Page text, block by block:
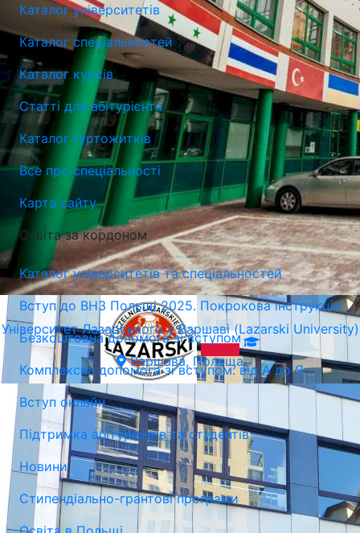
Університет Лазарського у Варшаві (Lazarski University)
Варшава, Польща
Університет Лазарського у Варшаві (Lazarski University)
Варшава, Польща
Каталог університетів
Каталог спеціальностей
Каталог курсів
Статті для абітурієнта
Каталог гуртожитків
Все про спеціальності
Карта сайту
Освіта за кордоном
Каталог університетів та спеціальностей
Вступ до ВНЗ Польщі 2025. Покрокова інструкція
Безкоштовна допомога зі вступом
Комплексна допомога зі вступом: від А до Я
Вступ онлайн
Підтримка абітурієнтів та студентів
Новини
Стипендіально-грантові програми